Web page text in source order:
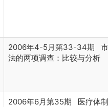
2006年4-5月第33-34期 市
法的两项调查：比较与分析
2006年6月第35期 医疗体